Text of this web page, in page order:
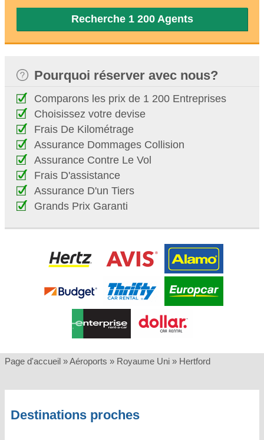
Recherche 1 200 Agents
Pourquoi réserver avec nous?
Comparons les prix de 1 200 Entreprises
Choisissez votre devise
Frais De Kilométrage
Assurance Dommages Collision
Assurance Contre Le Vol
Frais D'assistance
Assurance D'un Tiers
Grands Prix Garanti
Page d'accueil »Aéroports » Royaume Uni » Hertford
Destinations proches